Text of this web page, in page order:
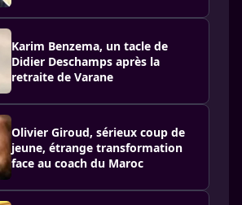
Karim Benzema, un tacle de
Didier Deschamps après la
retraite de Varane
Olivier Giroud, sérieux coup de
jeune, étrange transformation
face au coach du Maroc